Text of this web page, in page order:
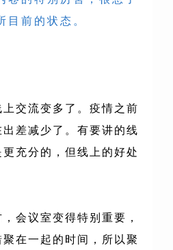
目前的状态。
交流变多了。疫情之前
差减少了。有要讲的线
更充分的，但线上的好处
会议室变得特别重要，
在一起的时间，所以聚